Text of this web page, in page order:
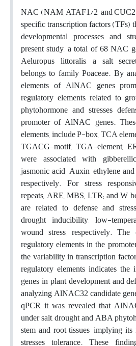
NAC (NAM, ATAF1/2, and
specific transcription factors (TFs)
developmental processes and
present study, a total of 68 NAC
Aeluropus littoralis, a salt
belongs to family Poaceae. By
elements of AlNAC genes
regulatory elements related to
phytohormone and stresses
promoter of AlNAC genes.
elements, include P-box, TCA
TGACG-motif, TGA-element,
were associated with
jasmonic acid, Auxin, ethylene
respectively. For stress
repeats, ARE, MBS, LTR; and W
are related to defense and
drought inducibility, low-
wound stress, respectively.
regulatory elements in the
the variability in transcription
regulatory elements indicates
genes in plant development and
analyzing AlNAC32 candidate
qPCR it was revealed that
under salt, drought and ABA
stem and root tissues, implying
stresses tolerance. These